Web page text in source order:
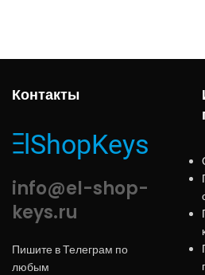
Контакты
info@el-shop-
keys.ru
Пишите в Телеграм по
любым